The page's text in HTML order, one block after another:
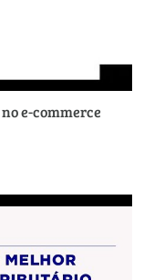
e-commerce